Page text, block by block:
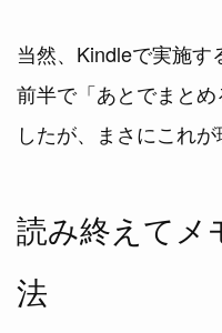
当然、Kindleで実施す
前半で「あとでまと
したが、まさにこれが
読み終えてメ
法